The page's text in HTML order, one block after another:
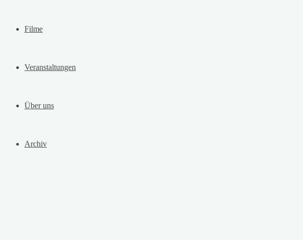
Filme
Veranstaltungen
Über uns
Archiv